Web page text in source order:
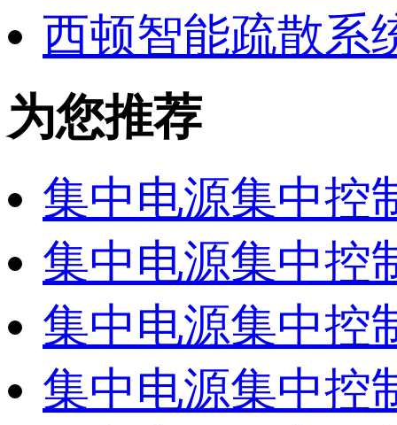
西顿智能疏散系
为您推荐
集中电源集中控
集中电源集中控
集中电源集中控
集中电源集中控